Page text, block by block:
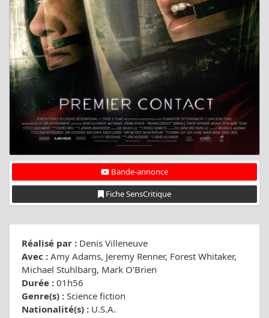
Bande-annonce
Fiche SensCritique
Réalisé par : Denis Villeneuve
Avec : Amy Adams, Jeremy Renner, Forest Whitaker,
Michael Stuhlbarg, Mark O'Brien
Durée : 01h56
Genre(s) : Science fiction
Nationalité(s) : U.S.A.